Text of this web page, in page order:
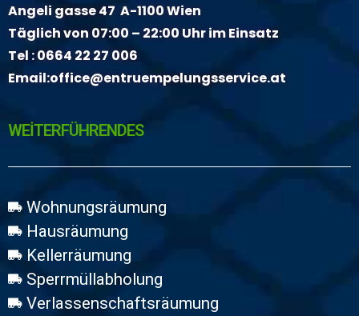
Angeli gasse 47 A-1100 Wien
Täglich von 07:00 – 22:00 Uhr im Einsatz
Tel :0664 22 27 006
Email:office@entruempelungsservice.at
WEİTERFÜHRENDES
Wohnungsräumung
Hausräumung
Kellerräumung
Sperrmüllabholung
Verlassenschaftsräumung